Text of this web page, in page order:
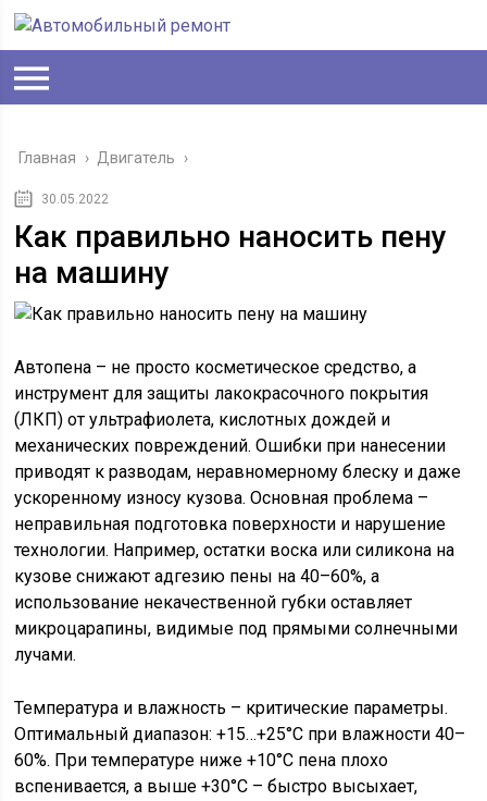
Главная › Двигатель ›
30.05.2022
Как правильно наносить пену
на машину
Автопена – не просто косметическое средство, а
инструмент для защиты лакокрасочного покрытия
(ЛКП) от ультрафиолета, кислотных дождей и
механических повреждений. Ошибки при нанесении
приводят к разводам, неравномерному блеску и даже
ускоренному износу кузова. Основная проблема –
неправильная подготовка поверхности и нарушение
технологии. Например, остатки воска или силикона на
кузове снижают адгезию пены на 40–60%, а
использование некачественной губки оставляет
микроцарапины, видимые под прямыми солнечными
лучами.
Температура и влажность – критические параметры.
Оптимальный диапазон: +15…+25°C при влажности 40–
60%. При температуре ниже +10°C пена плохо
вспенивается, а выше +30°C – быстро высыхает,